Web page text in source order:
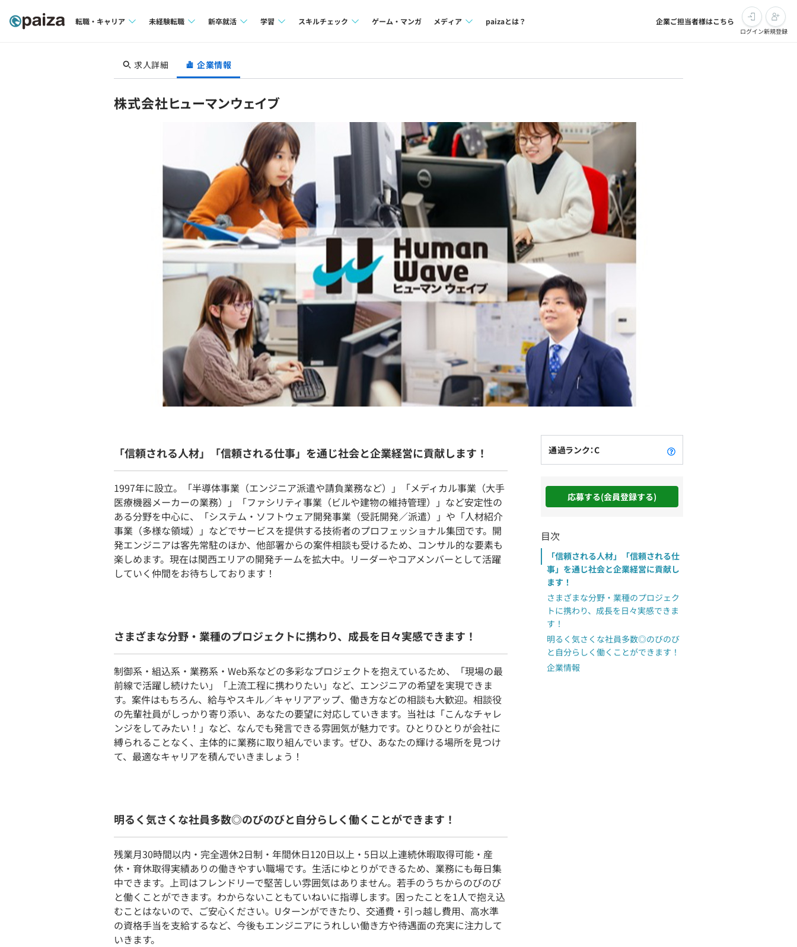
転職・キャリア
転職成功ガイド
未経験転職
求人検索
転職成功ガイド
新卒就活
本選考
新卒エージェント
イベント・セミナー
インタビュー
就活成功ガイド
学習
4択課題
ナレッジ
リファレンス
プラン
個人向けプラン
法人向けプラン
契約内容・クーポン
スキルチェック
再チャレンジ結果一覧
ゲーム・マンガ メディア paizaとは？ 企業ご担当者様はこちら
ログイン新規登録
求人詳細 企業情報
株式会社ヒューマンウェイブ
「信頼される人材」「信頼される仕事」を通じ社会と企業経営に貢献します！
1997年に設立。「半導体事業（エンジニア派遣や請負業務など）」「メディカル事業（大手
医療機器メーカーの業務）」「ファシリティ事業（ビルや建物の維持管理）」など安定性の
ある分野を中心に、「システム・ソフトウェア開発事業（受託開発／派遣）」や「人材紹介
事業（多様な領域）」などでサービスを提供する技術者のプロフェッショナル集団です。開
発エンジニアは客先常駐のほか、他部署からの案件相談も受けるため、コンサル的な要素も
楽しめます。現在は関⻄エリアの開発チームを拡大中。リーダーやコアメンバーとして活躍
していく仲間をお待ちしております！
さまざまな分野・業種のプロジェクトに携わり、成長を日々実感できます！
制御系・組込系・業務系・Web系などの多彩なプロジェクトを抱えているため、「現場の最
前線で活躍し続けたい」「上流工程に携わりたい」など、エンジニアの希望を実現できま
す。案件はもちろん、給与やスキル／キャリアアップ、働き方などの相談も大歓迎。相談役
の先輩社員がしっかり寄り添い、あなたの要望に対応していきます。当社は「こんなチャレ
ンジをしてみたい！」など、なんでも発言できる雰囲気が魅力です。ひとりひとりが会社に
縛られることなく、主体的に業務に取り組んでいます。ぜひ、あなたの輝ける場所を見つけ
て、最適なキャリアを積んでいきましょう！
明るく気さくな社員多数◎のびのびと自分らしく働くことができます！
残業月30時間以内・完全週休2日制・年間休日120日以上・5日以上連続休暇取得可能・産
休・育休取得実績ありの働きやすい職場です。生活にゆとりができるため、業務にも毎日集
中できます。上司はフレンドリーで堅苦しい雰囲気はありません。若手のうちからのびのび
と働くことができます。わからないこともていねいに指導します。困ったことを1人で抱え込
むことはないので、ご安心ください。Uターンができたり、交通費・引っ越し費用、高水準
の資格手当を支給するなど、今後もエンジニアにうれしい働き方や待遇面の充実に注力して
いきます。
通過ランク：C
応募する(会員登録する)
目次
「信頼される人材」「信頼される仕
事」を通じ社会と企業経営に貢献し
ます！
さまざまな分野・業種のプロジェク
トに携わり、成長を日々実感できま
す！
明るく気さくな社員多数◎のびのび
と自分らしく働くことができます！
企業情報